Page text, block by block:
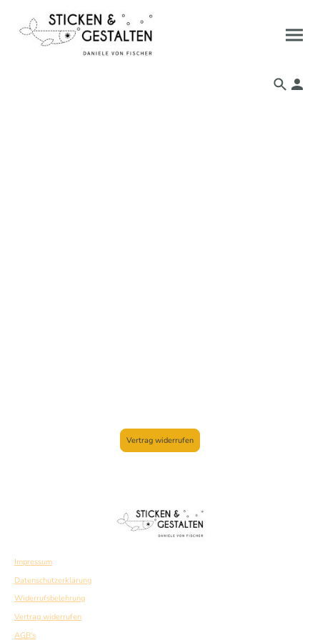
Vertrag widerrufen
Impressum
Datenschutzerklärung
Widerrufsbelehrung
Vertrag widerrufen
AGB's